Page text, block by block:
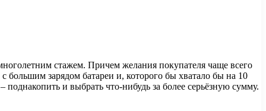
стажем. Причем желания покупателя чаще всего
большим зарядом батареи и, которого бы хватало бы на 10
и выбрать что-нибудь за более серьёзную сумму.